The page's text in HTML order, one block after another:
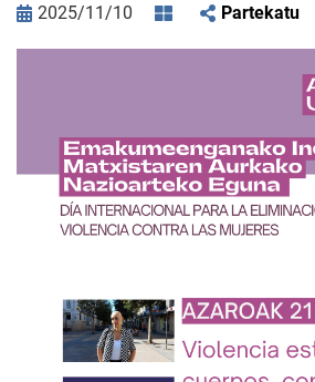
2025/11/10 Partekatu